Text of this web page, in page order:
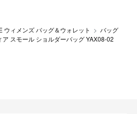
ウィメンズ バッグ＆ウォレット
バッグ
ア スモール ショルダーバッグ YAX08-02